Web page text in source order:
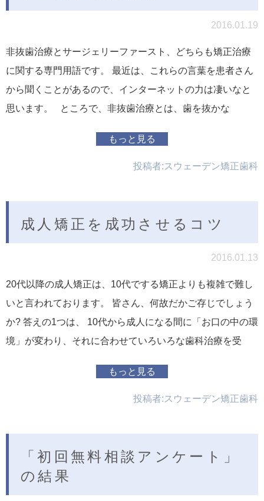
2016.01.19
非抜歯治療とサージェリーファースト、どちらも矯正治療
に関する専門用語です。 最近は、これらの言葉を患者さん
から聞くことがあるので、インターネットの力は凄いなと
思います。 ところで、非抜歯治療とは、歯を抜かな
もっと見る
投稿者:スウェーデン矯正歯科
成人矯正を成功させるコツ
2016.01.13
20代以降の成人矯正は、10代でする矯正よりも複雑で難し
いと言われております。 皆さん、何故だかご存じでしょう
か? 答えの1つは、 10代から成人になる間に「お口の中の環
境」が変わり、それに合わせていろいろな歯科治療を受
もっと見る
投稿者:スウェーデン矯正歯科
「初回無料相談アンケート」
の結果